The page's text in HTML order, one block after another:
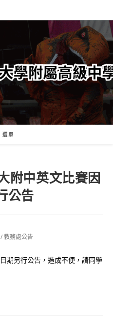
選單
附中英文比賽因
公告
/教務處公告
期另行公告，造成不便，請同學